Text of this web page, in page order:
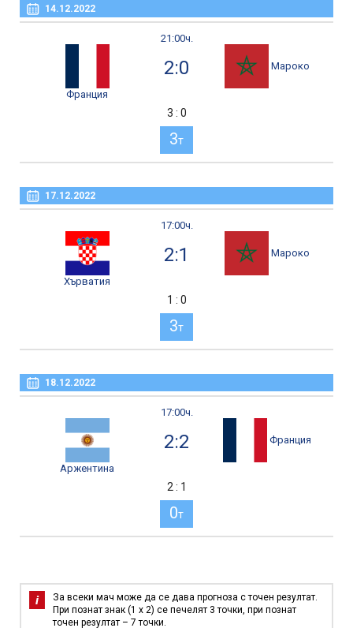
14.12.2022
21:00ч.
Франция
2:0 Мароко
3 : 0
3т
17.12.2022
17:00ч.
Хърватия
2:1 Мароко
1 : 0
3т
18.12.2022
17:00ч.
Аржентина
2:2 Франция
2 : 1
0т
За всеки мач може да се дава прогноза с точен резултат.
При познат знак (1 х 2) се печелят 3 точки, при познат
точен резултат – 7 точки.